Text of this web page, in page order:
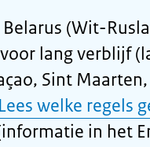
(Wit-
lang verblijf
Sint
Lees welke regels
in het